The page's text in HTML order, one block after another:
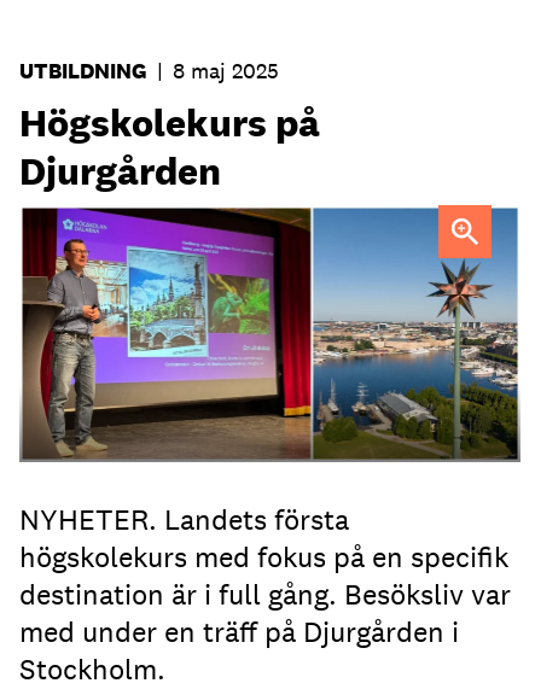
UTBILDNING | 8 maj 2025
Högskolekurs på
Djurgården
Tobias Heldt, docent i turismvetenskap vid Högskolan
Dalarna.
NYHETER. Landets första
högskolekurs med fokus på en specifik
destination är i full gång. Besöksliv var
med under en träff på Djurgården i
Stockholm.